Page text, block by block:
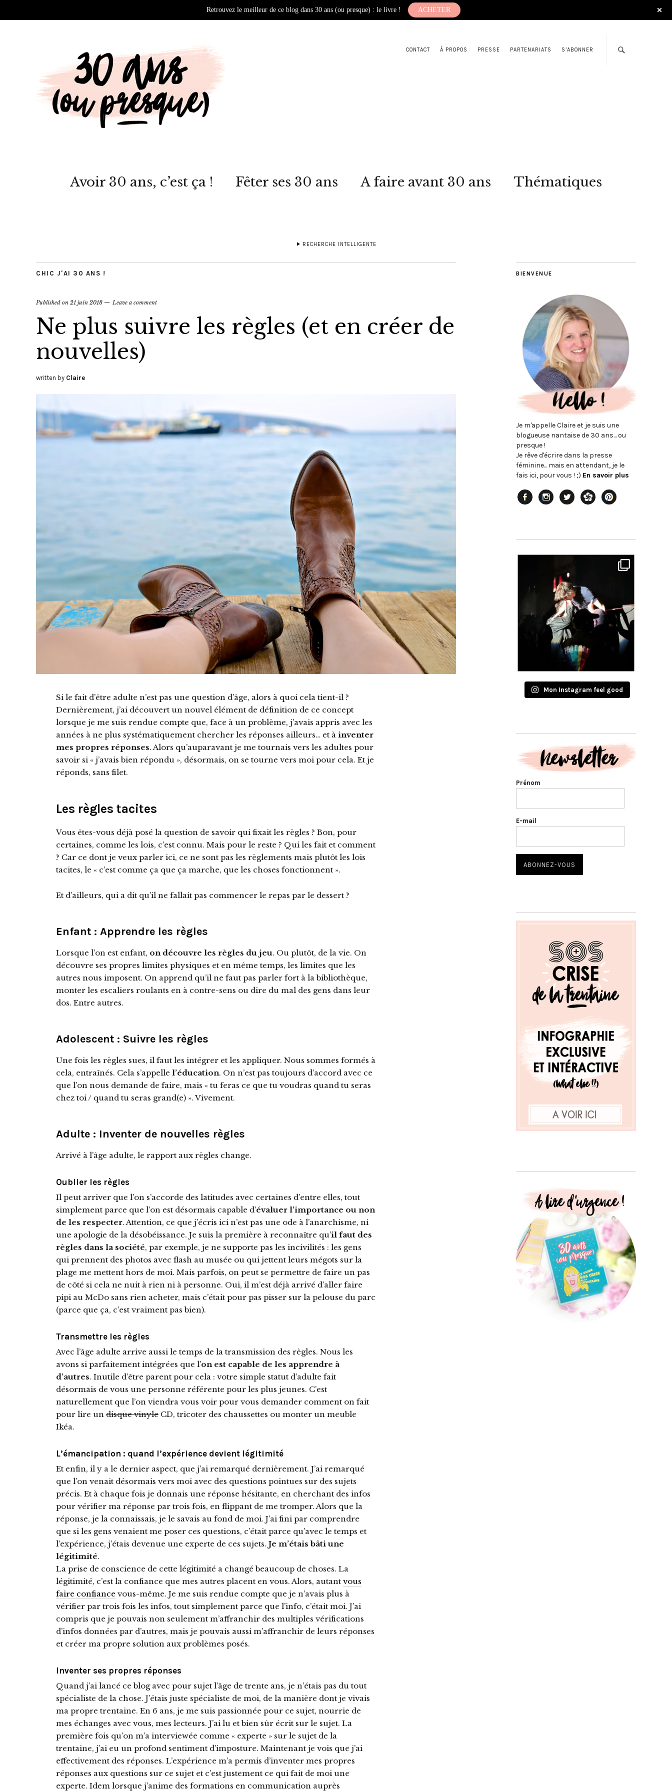
CONTACT À PROPOS PRESSE PARTENARIATS S’ABONNER
Avoir 30 ans, c’est ça ! Fêter ses 30 ans A faire avant 30 ans Thématiques
RECHERCHE INTELLIGENTE
CHIC J'AI 30 ANS !
Published on 21 juin 2018 Leave a comment
Ne plus suivre les règles (et en créer de
nouvelles)
written by Claire
Si le fait d’être adulte n’est pas une question d’âge, alors à quoi cela tient-il ?
Dernièrement, j’ai découvert un nouvel élément de définition de ce concept
lorsque je me suis rendue compte que, face à un problème, j’avais appris avec les
années à ne plus systématiquement chercher les réponses ailleurs… et à inventer
mes propres réponses. Alors qu’auparavant je me tournais vers les adultes pour
savoir si « j’avais bien répondu », désormais, on se tourne vers moi pour cela. Et je
réponds, sans filet.
Les règles tacites
Vous êtes-vous déjà posé la question de savoir qui fixait les règles ? Bon, pour
certaines, comme les lois, c’est connu. Mais pour le reste ? Qui les fait et comment
? Car ce dont je veux parler ici, ce ne sont pas les règlements mais plutôt les lois
tacites, le « c’est comme ça que ça marche, que les choses fonctionnent ».
Et d’ailleurs, qui a dit qu’il ne fallait pas commencer le repas par le dessert ?
Enfant : Apprendre les règles
Lorsque l’on est enfant, on découvre les règles du jeu. Ou plutôt, de la vie. On
découvre ses propres limites physiques et en même temps, les limites que les
autres nous imposent. On apprend qu’il ne faut pas parler fort à la bibliothèque,
monter les escaliers roulants en à contre-sens ou dire du mal des gens dans leur
dos. Entre autres.
Adolescent : Suivre les règles
Une fois les règles sues, il faut les intégrer et les appliquer. Nous sommes formés à
cela, entraînés. Cela s’appelle l’éducation. On n’est pas toujours d’accord avec ce
que l’on nous demande de faire, mais « tu feras ce que tu voudras quand tu seras
chez toi / quand tu seras grand(e) ». Vivement.
Adulte : Inventer de nouvelles règles
Arrivé à l’âge adulte, le rapport aux règles change.
Oublier les règles
Il peut arriver que l’on s’accorde des latitudes avec certaines d’entre elles, tout
simplement parce que l’on est désormais capable d’évaluer l’importance ou non
de les respecter. Attention, ce que j’écris ici n’est pas une ode à l’anarchisme, ni
une apologie de la désobéissance. Je suis la première à reconnaître qu’il faut des
règles dans la société, par exemple, je ne supporte pas les incivilités : les gens
qui prennent des photos avec flash au musée ou qui jettent leurs mégots sur la
plage me mettent hors de moi. Mais parfois, on peut se permettre de faire un pas
de côté si cela ne nuit à rien ni à personne. Oui, il m’est déjà arrivé d’aller faire
pipi au McDo sans rien acheter, mais c’était pour pas pisser sur la pelouse du parc
(parce que ça, c’est vraiment pas bien).
Transmettre les règles
Avec l’âge adulte arrive aussi le temps de la transmission des règles. Nous les
avons si parfaitement intégrées que l’on est capable de les apprendre à
d’autres. Inutile d’être parent pour cela : votre simple statut d’adulte fait
désormais de vous une personne référente pour les plus jeunes. C’est
naturellement que l’on viendra vous voir pour vous demander comment on fait
pour lire un disque vinyle CD, tricoter des chaussettes ou monter un meuble
Ikéa.
L’émancipation : quand l’expérience devient légitimité
Et enfin, il y a le dernier aspect, que j’ai remarqué dernièrement. J’ai remarqué
que l’on venait désormais vers moi avec des questions pointues sur des sujets
précis. Et à chaque fois je donnais une réponse hésitante, en cherchant des infos
pour vérifier ma réponse par trois fois, en flippant de me tromper. Alors que la
réponse, je la connaissais, je le savais au fond de moi. J’ai fini par comprendre
que si les gens venaient me poser ces questions, c’était parce qu’avec le temps et
l’expérience, j’étais devenue une experte de ces sujets. Je m’étais bâti une
légitimité.
La prise de conscience de cette légitimité a changé beaucoup de choses. La
légitimité, c’est la confiance que mes autres placent en vous. Alors, autant vous
faire confiance vous-même. Je me suis rendue compte que je n’avais plus à
vérifier par trois fois les infos, tout simplement parce que l’info, c’était moi. J’ai
compris que je pouvais non seulement m’affranchir des multiples vérifications
d’infos données par d’autres, mais je pouvais aussi m’affranchir de leurs réponses
et créer ma propre solution aux problèmes posés.
Inventer ses propres réponses
Quand j’ai lancé ce blog avec pour sujet l’âge de trente ans, je n’étais pas du tout
spécialiste de la chose. J’étais juste spécialiste de moi, de la manière dont je vivais
ma propre trentaine. En 6 ans, je me suis passionnée pour ce sujet, nourrie de
mes échanges avec vous, mes lecteurs. J’ai lu et bien sûr écrit sur le sujet. La
première fois qu’on m’a interviewée comme « experte » sur le sujet de la
trentaine, j’ai eu un profond sentiment d’imposture. Maintenant je vois que j’ai
effectivement des réponses. L’expérience m’a permis d’inventer mes propres
réponses aux questions sur ce sujet et c’est justement ce qui fait de moi une
experte. Idem lorsque j’anime des formations en communication auprès
BIENVENUE
Je m'appelle Claire et je suis une
blogueuse nantaise de 30 ans... ou
presque !
Je rêve d'écrire dans la presse
féminine... mais en attendant, je le
fais ici, pour vous ! ;) En savoir plus
Mon Instagram feel good
Prénom
E-mail
Retrouvez le meilleur de ce blog dans 30 ans (ou presque) : le livre ! ACHETER